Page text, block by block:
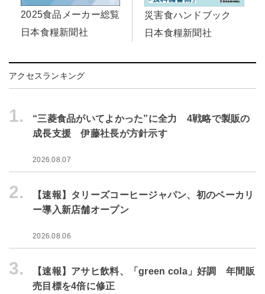
2025食品メーカー総覧
日本食糧新聞社
災害食ハンドブック
日本食糧新聞社
アクセスランキング
1.
“三菱食品がいてよかった”に全力 4戦略で製販の
成長支援 伊藤社長が方針示す
2026.08.07
2.
【速報】タリーズコーヒージャパン、初のベーカリ
ー導入新店舗オープン
2026.08.06
3.
【速報】アサヒ飲料、「green cola」好調 年間販
売目標を4倍に修正